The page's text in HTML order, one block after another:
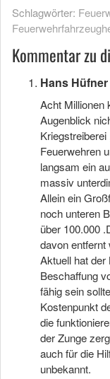
Schlagwörter:
Kommentar zu
Hans Hüfner
Acht Millionen
Augenblick
Feuerwehren
langsam ein
massiv
Allein ein
noch unteren
über 100.000
davon
Aktuell hat
Beschaffung
fähig sein
Kostenpunkt
die
der Zunge
auch für die
unbekannt.